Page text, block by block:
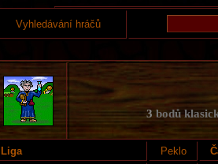
Vyhledávání hráčů
3 bodů
Liga Peklo